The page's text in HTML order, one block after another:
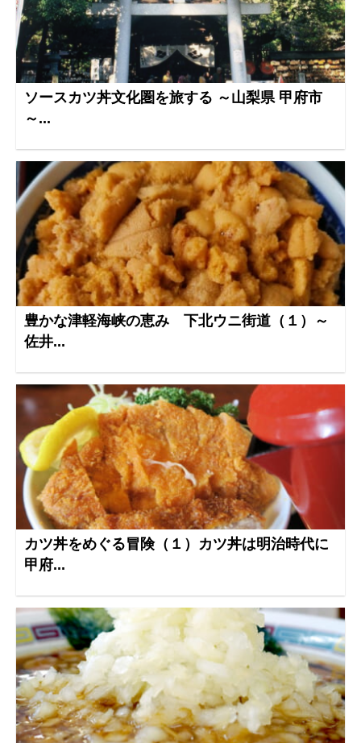
ソースカツ丼文化圏を旅する ～山梨県 甲府市
～...
豊かな津軽海峡の恵み 下北ウニ街道（１）～
佐井...
カツ丼をめぐる冒険（１）カツ丼は明治時代に
甲府...